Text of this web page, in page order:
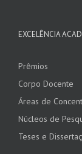
EXCELÊNCIA
Prêmios
Corpo Docente
Áreas de
Núcleos de
Teses e